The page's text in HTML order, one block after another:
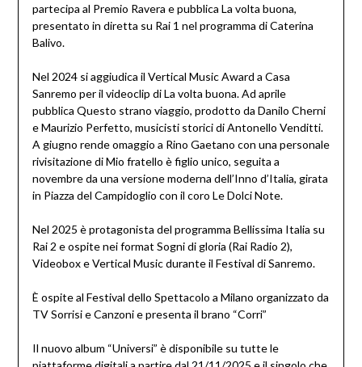
partecipa al Premio Ravera e pubblica La volta buona,
presentato in diretta su Rai 1 nel programma di Caterina
Balivo.
Nel 2024 si aggiudica il Vertical Music Award a Casa
Sanremo per il videoclip di La volta buona. Ad aprile
pubblica Questo strano viaggio, prodotto da Danilo Cherni
e Maurizio Perfetto, musicisti storici di Antonello Venditti.
A giugno rende omaggio a Rino Gaetano con una personale
rivisitazione di Mio fratello è figlio unico, seguita a
novembre da una versione moderna dell’Inno d’Italia, girata
in Piazza del Campidoglio con il coro Le Dolci Note.
Nel 2025 è protagonista del programma Bellissima Italia su
Rai 2 e ospite nei format Sogni di gloria (Rai Radio 2),
Videobox e Vertical Music durante il Festival di Sanremo.
È ospite al Festival dello Spettacolo a Milano organizzato da
TV Sorrisi e Canzoni e presenta il brano “Corri”
Il nuovo album “Universi” è disponibile su tutte le